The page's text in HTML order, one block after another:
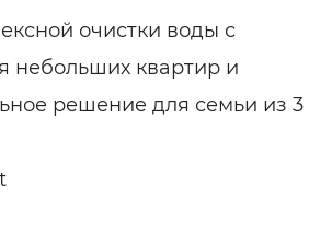
очистки воды с
квартир и
решение для семьи из 3